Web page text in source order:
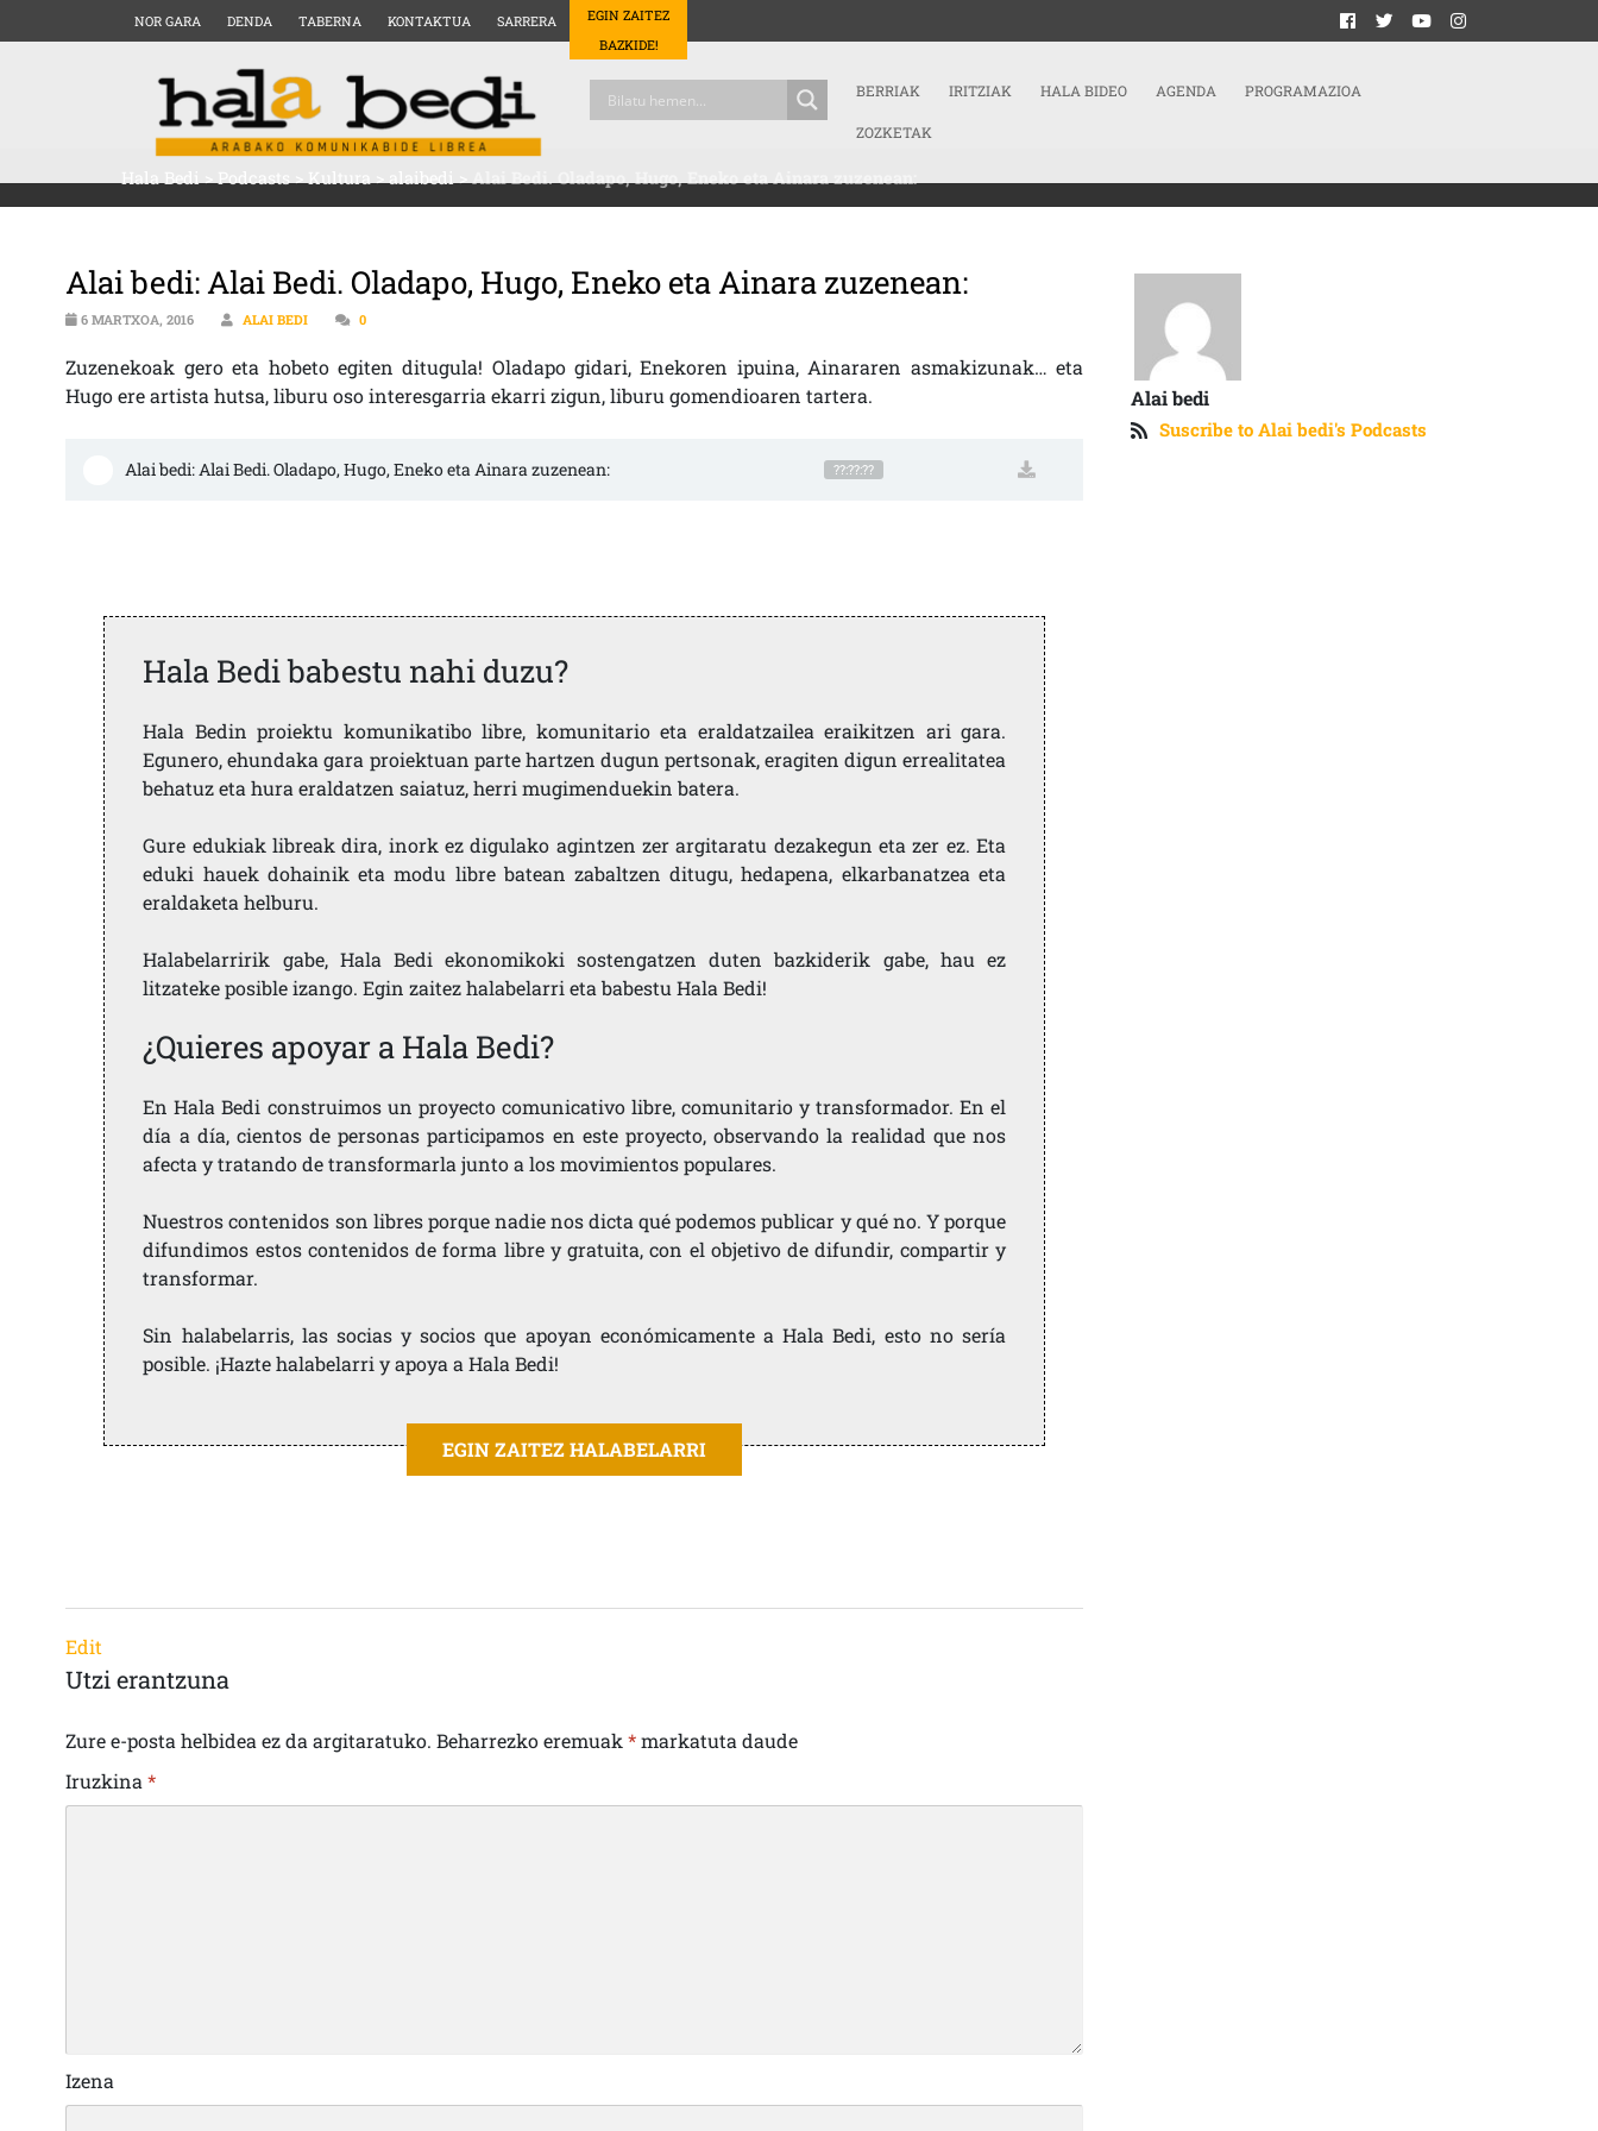
NOR GARA DENDA TABERNA KONTAKTUA SARRERA
EGIN ZAITEZ
BAZKIDE!
BERRIAK IRITZIAK HALA BIDEO AGENDA PROGRAMAZIOA
ZOZKETAK
Hala Bedi>Podcasts>Kultura>alaibedi>Alai Bedi. Oladapo, Hugo, Eneko eta Ainara zuzenean:
Alai bedi: Alai Bedi. Oladapo, Hugo, Eneko eta Ainara zuzenean:
6 MARTXOA, 2016 ALAI BEDI 0
Zuzenekoak gero eta hobeto egiten ditugula! Oladapo gidari, Enekoren ipuina, Ainararen asmakizunak… eta
Hugo ere artista hutsa, liburu oso interesgarria ekarri zigun, liburu gomendioaren tartera.
Alai bedi: Alai Bedi. Oladapo, Hugo, Eneko eta Ainara zuzenean: ??:??:??
Hala Bedi babestu nahi duzu?
Hala Bedin proiektu komunikatibo libre, komunitario eta eraldatzailea eraikitzen ari gara.
Egunero, ehundaka gara proiektuan parte hartzen dugun pertsonak, eragiten digun errealitatea
behatuz eta hura eraldatzen saiatuz, herri mugimenduekin batera.
Gure edukiak libreak dira, inork ez digulako agintzen zer argitaratu dezakegun eta zer ez. Eta
eduki hauek dohainik eta modu libre batean zabaltzen ditugu, hedapena, elkarbanatzea eta
eraldaketa helburu.
Halabelarririk gabe, Hala Bedi ekonomikoki sostengatzen duten bazkiderik gabe, hau ez
litzateke posible izango. Egin zaitez halabelarri eta babestu Hala Bedi!
¿Quieres apoyar a Hala Bedi?
En Hala Bedi construimos un proyecto comunicativo libre, comunitario y transformador. En el
día a día, cientos de personas participamos en este proyecto, observando la realidad que nos
afecta y tratando de transformarla junto a los movimientos populares.
Nuestros contenidos son libres porque nadie nos dicta qué podemos publicar y qué no. Y porque
difundimos estos contenidos de forma libre y gratuita, con el objetivo de difundir, compartir y
transformar.
Sin halabelarris, las socias y socios que apoyan económicamente a Hala Bedi, esto no sería
posible. ¡Hazte halabelarri y apoya a Hala Bedi!
EGIN ZAITEZ HALABELARRI
Edit
Utzi erantzuna
Zure e-posta helbidea ez da argitaratuko. Beharrezko eremuak*markatuta daude
Iruzkina*
Izena
Alai bedi
Suscribe to Alai bedi's Podcasts